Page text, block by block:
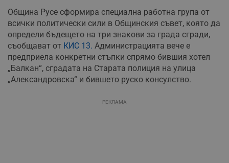
Община Русе сформира специална работна група от
всички политически сили в Общинския съвет, която да
определи бъдещето на три знакови за града сгради,
съобщават от КИС 13. Администрацията вече е
предприела конкретни стъпки спрямо бившия хотел
„Балкан“, сградата на Старата полиция на улица
„Александровска“ и бившето руско консулство.
РЕКЛАМА